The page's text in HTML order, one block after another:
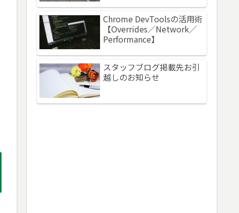
Chrome DevToolsの活用術
【Overrides／Network／
Performance】
スタッフブログ掲載先お引
越しのお知らせ